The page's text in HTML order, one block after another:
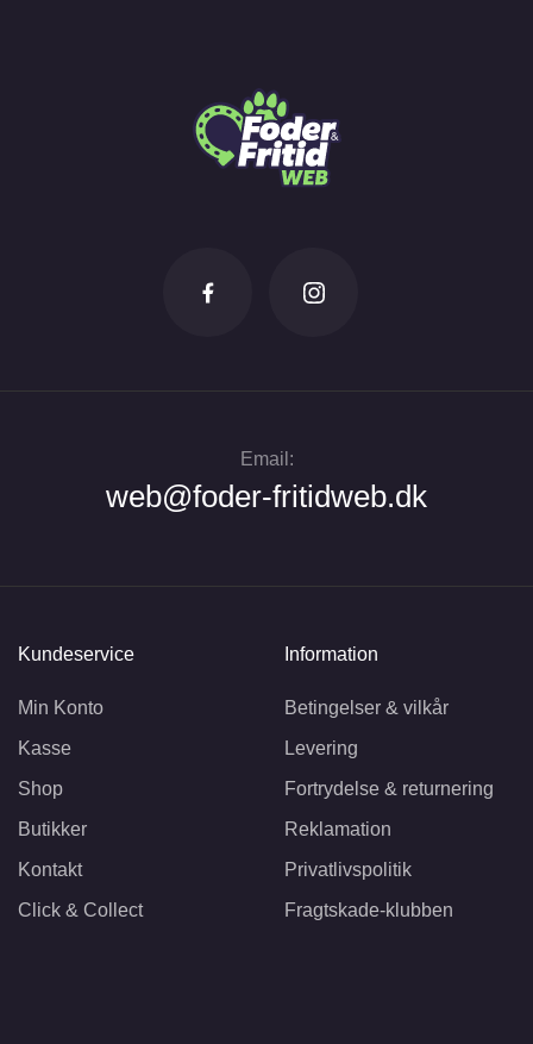
Email:
web@foder-fritidweb.dk
Kundeservice
Min Konto
Kasse
Shop
Butikker
Kontakt
Click & Collect
Information
Betingelser & vilkår
Levering
Fortrydelse & returnering
Reklamation
Privatlivspolitik
Fragtskade-klubben